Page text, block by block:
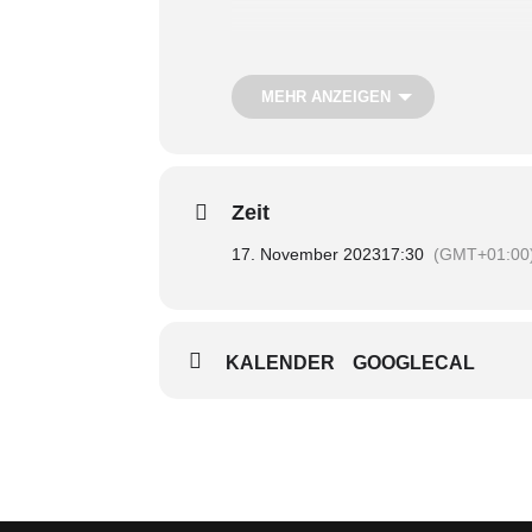
Uhrzeit:17.30 Uhr
Treffpunkt:vor dem Nachbartreff
Teilnahmegebühr:Kostenfrei
MEHR ANZEIGEN
Zeit
17. November 202317:30
KALENDER GOOGLECAL